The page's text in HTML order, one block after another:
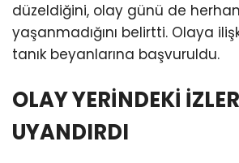
düzeldiğini, olay günü de
yaşanmadığını belirtti. Olaya
tanık beyanlarına başvuruldu.
OLAY YERİNDEKİ
UYANDIRDI